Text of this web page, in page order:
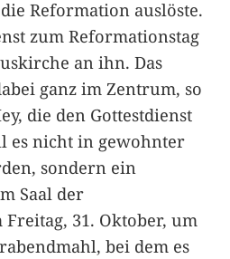
Reformation auslöste.
zum Reformationstag
an ihn. Das
ganz im Zentrum, so
die den Gottestdienst
es nicht in gewohnter
sondern ein
Saal der
31. Oktober, um
bei dem es